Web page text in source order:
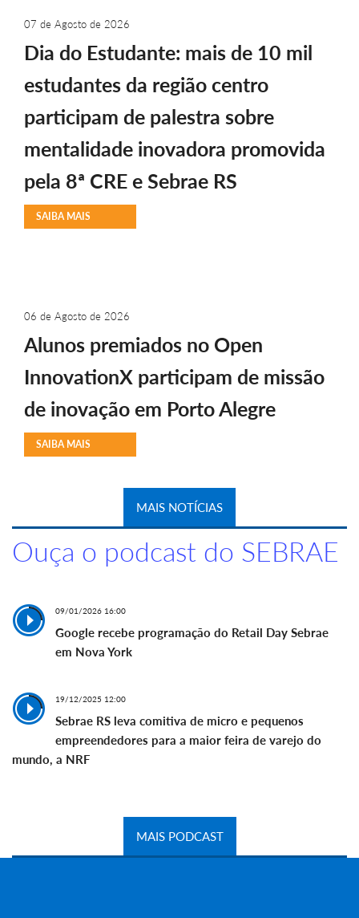
07 de Agosto de 2026
Dia do Estudante: mais de 10 mil
estudantes da região centro
participam de palestra sobre
mentalidade inovadora promovida
pela 8ª CRE e Sebrae RS
SAIBA MAIS
06 de Agosto de 2026
Alunos premiados no Open
InnovationX participam de missão
de inovação em Porto Alegre
SAIBA MAIS
MAIS NOTÍCIAS
Ouça o podcast do SEBRAE
09/01/2026 16:00
Google recebe programação do Retail Day Sebrae
em Nova York
19/12/2025 12:00
Sebrae RS leva comitiva de micro e pequenos
empreendedores para a maior feira de varejo do
mundo, a NRF
MAIS PODCAST